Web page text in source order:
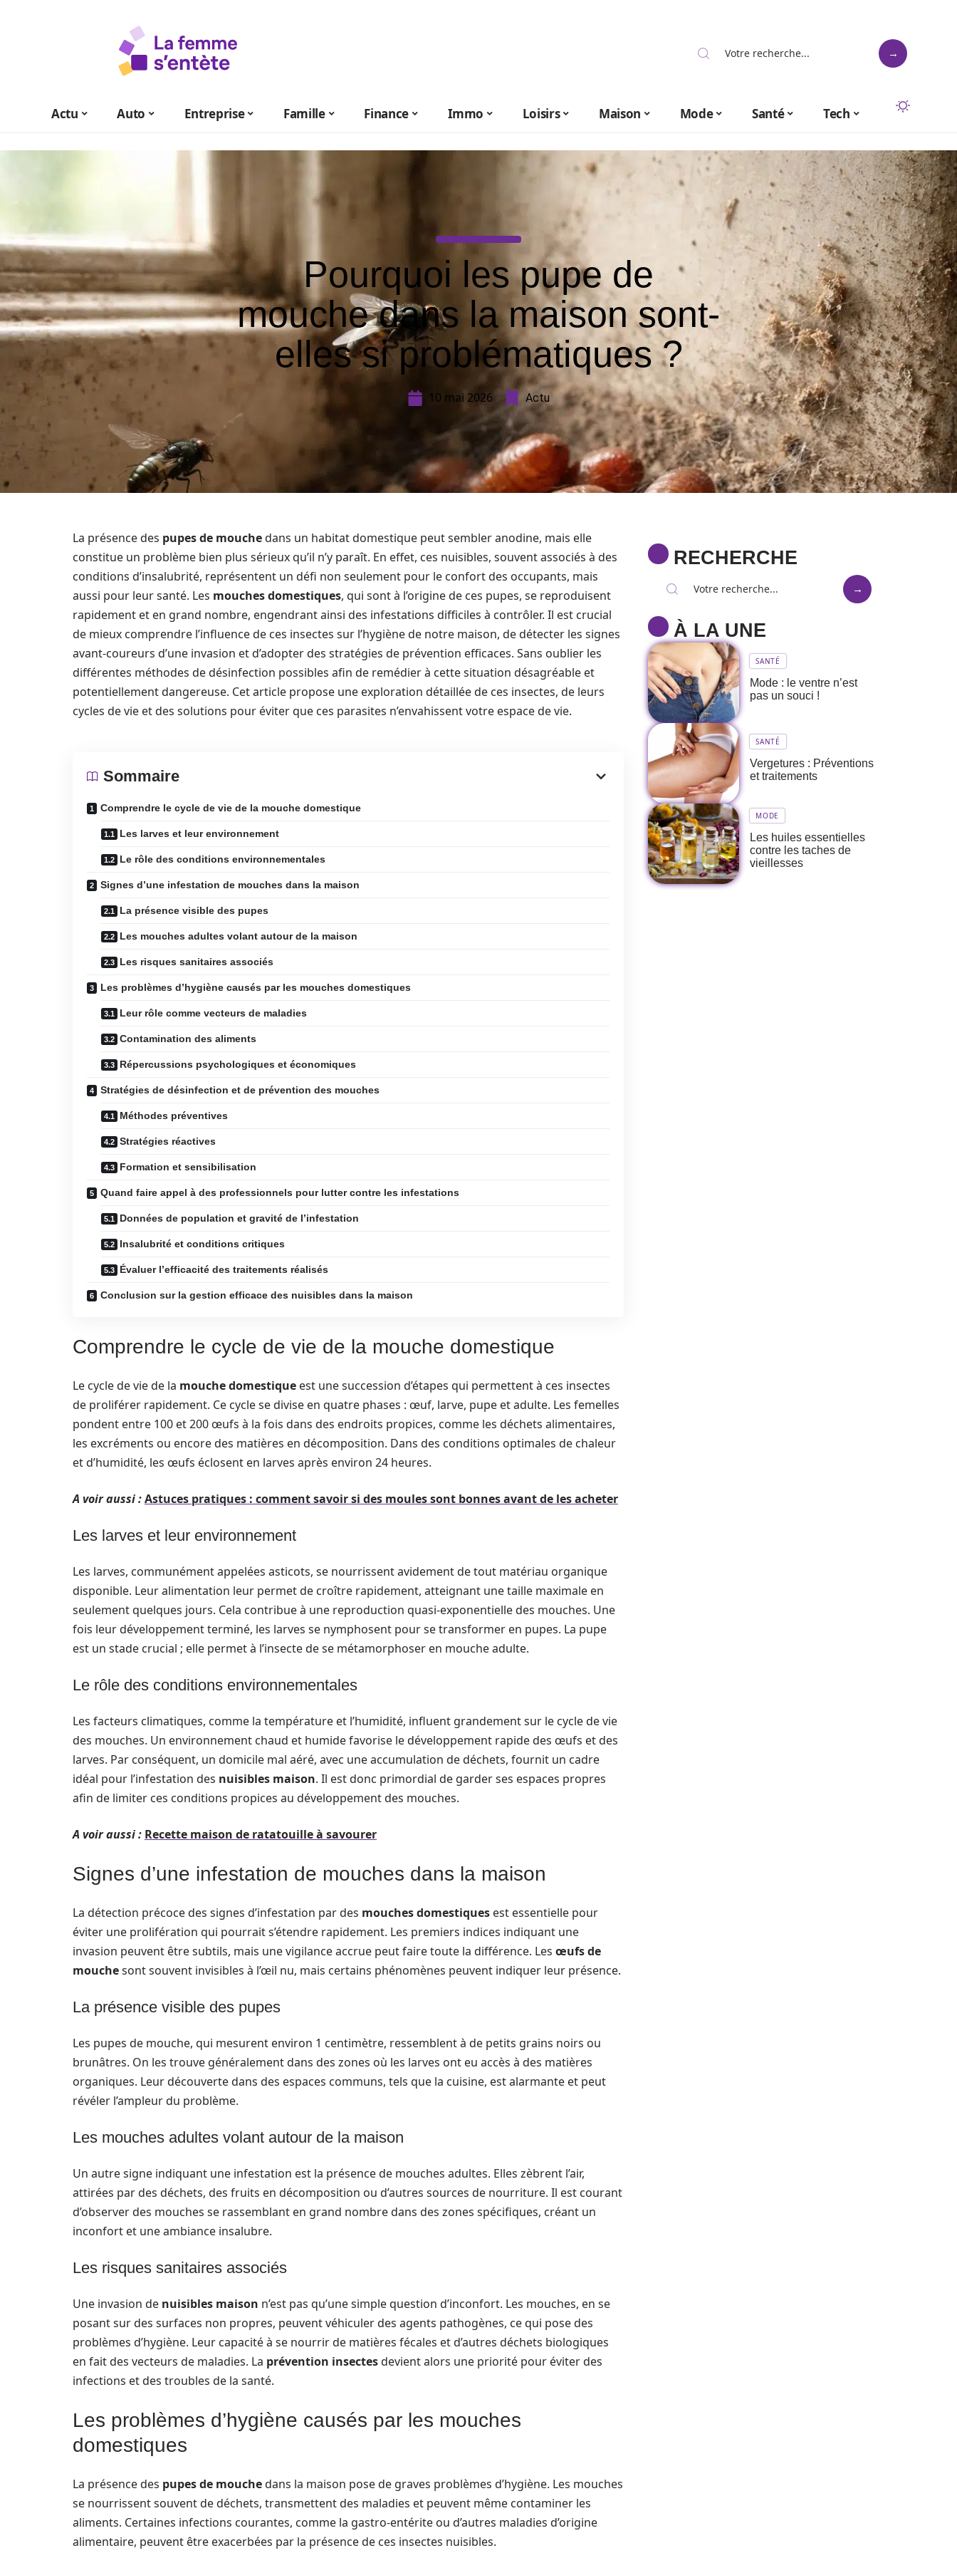
Actu Auto Entreprise Famille Finance Immo Loisirs Maison Mode Santé Tech
Pourquoi les pupe de
mouche dans la maison sont-
elles si problématiques ?
10 mai 2026 Actu
La présence des pupes de mouchedans un habitat domestique peut sembler anodine, mais elle
constitue un problème bien plus sérieux qu’il n’y paraît. En effet, ces nuisibles, souvent associés à des
conditions d’insalubrité, représentent un défi non seulement pour le confort des occupants, mais
aussi pour leur santé. Les mouches domestiques, qui sont à l’origine de ces pupes, se reproduisent
rapidement et en grand nombre, engendrant ainsi des infestations difficiles à contrôler. Il est crucial
de mieux comprendre l’influence de ces insectes sur l’hygiène de notre maison, de détecter les signes
avant-coureurs d’une invasion et d’adopter des stratégies de prévention efficaces. Sans oublier les
différentes méthodes de désinfection possibles afin de remédier à cette situation désagréable et
potentiellement dangereuse. Cet article propose une exploration détaillée de ces insectes, de leurs
cycles de vie et des solutions pour éviter que ces parasites n’envahissent votre espace de vie.
Sommaire
Comprendre le cycle de vie de la mouche domestique
Les larves et leur environnement
Le rôle des conditions environnementales
Signes d’une infestation de mouches dans la maison
La présence visible des pupes
Les mouches adultes volant autour de la maison
Les risques sanitaires associés
Les problèmes d’hygiène causés par les mouches domestiques
Leur rôle comme vecteurs de maladies
Contamination des aliments
Répercussions psychologiques et économiques
Stratégies de désinfection et de prévention des mouches
Méthodes préventives
Stratégies réactives
Formation et sensibilisation
Quand faire appel à des professionnels pour lutter contre les infestations
Données de population et gravité de l’infestation
Insalubrité et conditions critiques
Évaluer l’efficacité des traitements réalisés
Conclusion sur la gestion efficace des nuisibles dans la maison
Comprendre le cycle de vie de la mouche domestique
Le cycle de vie de la mouche domestique est une succession d’étapes qui permettent à ces insectes
de proliférer rapidement. Ce cycle se divise en quatre phases : œuf, larve, pupe et adulte. Les femelles
pondent entre 100 et 200 œufs à la fois dans des endroits propices, comme les déchets alimentaires,
les excréments ou encore des matières en décomposition. Dans des conditions optimales de chaleur
et d’humidité, les œufs éclosent en larves après environ 24 heures.
A voir aussi :Astuces pratiques : comment savoir si des moules sont bonnes avant de les acheter
Les larves et leur environnement
Les larves, communément appelées asticots, se nourrissent avidement de tout matériau organique
disponible. Leur alimentation leur permet de croître rapidement, atteignant une taille maximale en
seulement quelques jours. Cela contribue à une reproduction quasi-exponentielle des mouches. Une
fois leur développement terminé, les larves se nymphosent pour se transformer en pupes. La pupe
est un stade crucial ; elle permet à l’insecte de se métamorphoser en mouche adulte.
Le rôle des conditions environnementales
Les facteurs climatiques, comme la température et l’humidité, influent grandement sur le cycle de vie
des mouches. Un environnement chaud et humide favorise le développement rapide des œufs et des
larves. Par conséquent, un domicile mal aéré, avec une accumulation de déchets, fournit un cadre
idéal pour l’infestation des nuisibles maison. Il est donc primordial de garder ses espaces propres
afin de limiter ces conditions propices au développement des mouches.
A voir aussi : Recette maison de ratatouille à savourer
Signes d’une infestation de mouches dans la maison
La détection précoce des signes d’infestation par des mouches domestiques est essentielle pour
éviter une prolifération qui pourrait s’étendre rapidement. Les premiers indices indiquant une
invasion peuvent être subtils, mais une vigilance accrue peut faire toute la différence. Les œufs de
mouchesont souvent invisibles à l’œil nu, mais certains phénomènes peuvent indiquer leur présence.
La présence visible des pupes
Les pupes de mouche, qui mesurent environ 1 centimètre, ressemblent à de petits grains noirs ou
brunâtres. On les trouve généralement dans des zones où les larves ont eu accès à des matières
organiques. Leur découverte dans des espaces communs, tels que la cuisine, est alarmante et peut
révéler l’ampleur du problème.
Les mouches adultes volant autour de la maison
Un autre signe indiquant une infestation est la présence de mouches adultes. Elles zèbrent l’air,
attirées par des déchets, des fruits en décomposition ou d’autres sources de nourriture. Il est courant
d’observer des mouches se rassemblant en grand nombre dans des zones spécifiques, créant un
inconfort et une ambiance insalubre.
Les risques sanitaires associés
Une invasion de nuisibles maison n’est pas qu’une simple question d’inconfort. Les mouches, en se
posant sur des surfaces non propres, peuvent véhiculer des agents pathogènes, ce qui pose des
problèmes d’hygiène. Leur capacité à se nourrir de matières fécales et d’autres déchets biologiques
en fait des vecteurs de maladies. La prévention insectesdevient alors une priorité pour éviter des
infections et des troubles de la santé.
Les problèmes d’hygiène causés par les mouches
domestiques
La présence des pupes de mouchedans la maison pose de graves problèmes d’hygiène. Les mouches
se nourrissent souvent de déchets, transmettent des maladies et peuvent même contaminer les
aliments. Certaines infections courantes, comme la gastro-entérite ou d’autres maladies d’origine
alimentaire, peuvent être exacerbées par la présence de ces insectes nuisibles.
RECHERCHE
À LA UNE
SANTÉ
Mode : le ventre n’est
pas un souci !
SANTÉ
Vergetures : Préventions
et traitements
MODE
Les huiles essentielles
contre les taches de
vieillesses